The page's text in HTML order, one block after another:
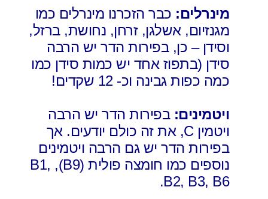
מינרלים: כבר הזכרנו מינרלים כמו
מגנזיום, אשלגן, זרחן, נחושת, ברזל,
וסידן – כן, בפירות הדר יש הרבה
סידן (בתפוז אחד יש כמות סידן כמו
כמה כפות גבינה וכ- 12 שקדים!
ויטמינים:בפירות הדר יש הרבה
ויטמין C, את זה כולם יודעים. אך
בפירות הדר יש גם הרבה ויטמינים
נוספים כמו חומצה פולית (B9), B1,
B2, B3, B6.